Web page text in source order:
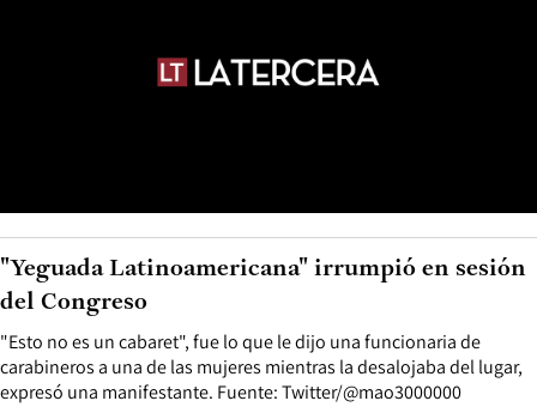
"Esto no es un cabaret", fue lo que le dijo una funcionaria de
carabineros a una de las mujeres mientras la desalojaba del lugar,
expresó una manifestante. Fuente: Twitter/@mao3000000
"Yeguada Latinoamericana" irrumpió en sesión
del Congreso